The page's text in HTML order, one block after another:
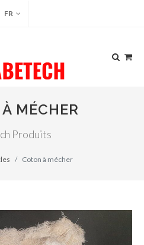
FR
MÉCHER
Produits
Coton à mécher